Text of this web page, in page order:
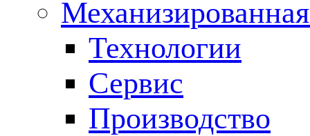
Технологии
Сервис
Производство